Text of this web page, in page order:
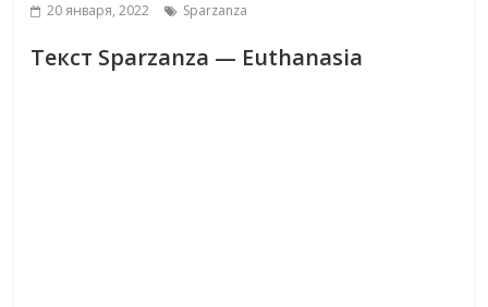
20 января, 2022 Sparzanza
Текст Sparzanza — Euthanasia